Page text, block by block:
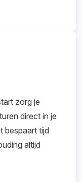
zorg je
direct in je
bespaart tijd
altijd